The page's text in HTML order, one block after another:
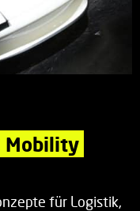
Mobility
für Logistik,